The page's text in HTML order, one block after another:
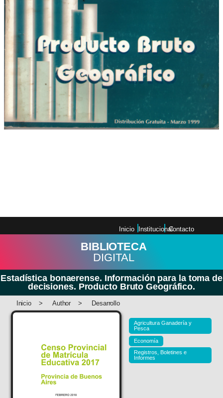
Inicio InstitucionalContacto
BIBLIOTECA
DIGITAL
Estadística bonaerense. Información para la toma de
decisiones. Producto Bruto Geográfico.
Inicio > Author > Desarrollo
Agricultura Ganadería y
Pesca
Economía
Registros, Boletines e
Informes